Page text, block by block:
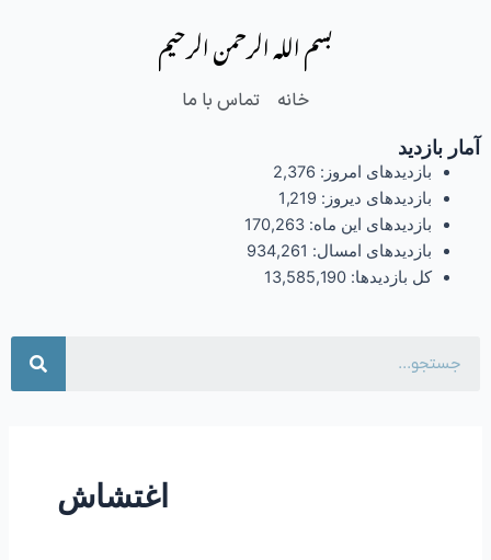
بسم الله الرحمن الرحیم
خانه تماس با ما
آمار بازدید
بازدیدهای امروز: 2,376
بازدیدهای دیروز: 1,219
بازدیدهای این ماه: 170,263
بازدیدهای امسال: 934,261
کل بازدیدها: 13,585,190
اغتشاش